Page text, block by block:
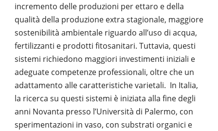
incremento delle produzioni per ettaro e della
qualità della produzione extra stagionale, maggiore
sostenibilità ambientale riguardo all’uso di acqua,
fertilizzanti e prodotti fitosanitari. Tuttavia, questi
sistemi richiedono maggiori investimenti iniziali e
adeguate competenze professionali, oltre che un
adattamento alle caratteristiche varietali. In Italia,
la ricerca su questi sistemi è iniziata alla fine degli
anni Novanta presso l’Università di Palermo, con
sperimentazioni in vaso, con substrati organici e